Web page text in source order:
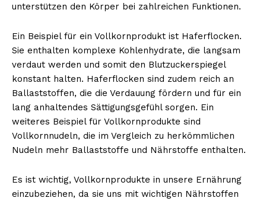
unterstützen den Körper bei zahlreichen Funktionen.
Ein Beispiel für ein Vollkornprodukt ist Haferflocken.
Sie enthalten komplexe Kohlenhydrate, die langsam
verdaut werden und somit den Blutzuckerspiegel
konstant halten. Haferflocken sind zudem reich an
Ballaststoffen, die die Verdauung fördern und für ein
lang anhaltendes Sättigungsgefühl sorgen. Ein
weiteres Beispiel für Vollkornprodukte sind
Vollkornnudeln, die im Vergleich zu herkömmlichen
Nudeln mehr Ballaststoffe und Nährstoffe enthalten.
Es ist wichtig, Vollkornprodukte in unsere Ernährung
einzubeziehen, da sie uns mit wichtigen Nährstoffen